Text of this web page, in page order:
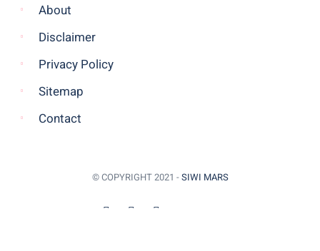
About
Disclaimer
Privacy Policy
Sitemap
Contact
© COPYRIGHT 2021 - SIWI MARS